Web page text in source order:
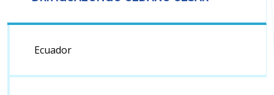
Ecuador